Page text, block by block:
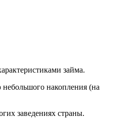
займа.
небольшого накопления (на
заведениях страны.